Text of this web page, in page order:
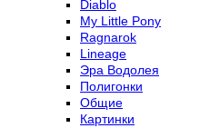
Diablo
My Little Pony
Ragnarok
Lineage
Эра Водолея
Полигонки
Общие
Картинки